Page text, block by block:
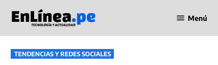
contenido
en Línea
Menú
PUBLICADO
EN
TENDENCIAS Y REDES SOCIALES